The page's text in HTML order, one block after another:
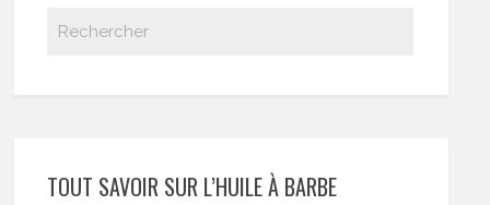
TOUT SAVOIR SUR L’HUILE À BARBE